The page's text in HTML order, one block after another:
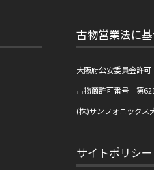
古物営業法に
大阪府公安委員会許可
古物商許可番号 第
(株)サンフォニックス
サイトポリシー